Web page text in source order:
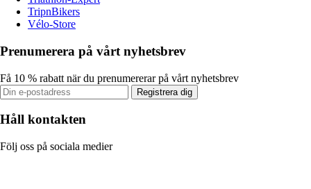
TripnBikers
Vélo-Store
Prenumerera på vårt nyhetsbrev
Få 10 % rabatt när du prenumererar på vårt nyhetsbrev
Registrera dig
Håll kontakten
Följ oss på sociala medier